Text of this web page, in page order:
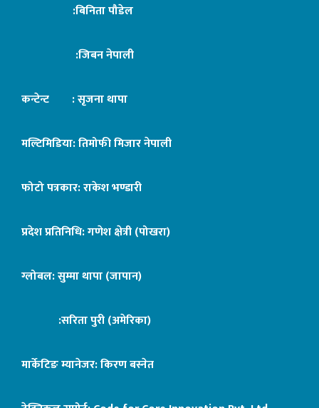
:बिनिता पौडेल
:जिबन नेपाली
कन्टेन्ट : सृजना थापा
मल्टिमिडिया: तिमोफी मिजार नेपाली
फोटो पत्रकार: राकेश भण्डारी
प्रदेश प्रतिनिधि: गणेश क्षेत्री (पोखरा)
ग्लोबल: सुम्मा थापा (जापान)
:सरिता पुरी (अमेरिका)
मार्केटिङ म्यानेजर: किरण बस्नेत